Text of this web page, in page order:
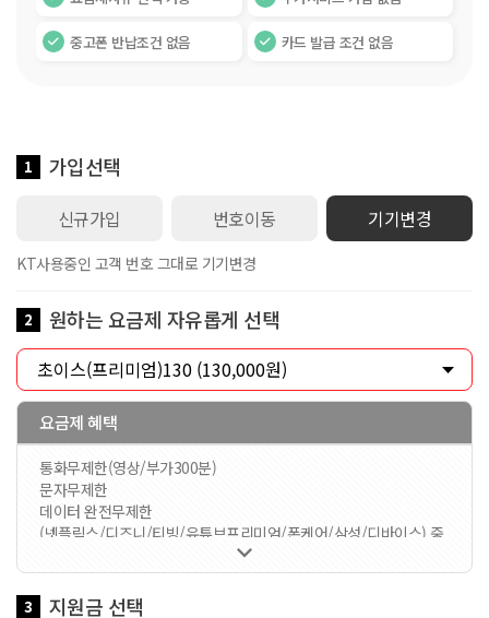
중고폰 반납조건 없음 카드 발급 조건 없음
1 가입선택
신규가입 번호이동 기기변경
KT사용중인 고객 번호 그대로 기기변경
2 원하는 요금제 자유롭게 선택
요금제 혜택
통화무제한(영상/부가300분)
문자무제한
데이터 완전무제한
(넷플릭스/디즈니/티빙/유튜브프리미엄/폰케어/삼성/디바이스) 중
1가지 선택 가능한 요금제입니다 / 멤버십VVIP / 공유데이터
100GB 제공 / 로밍데이터 1Mbps / 데이터쉐어링 1회선 무료 / 스
마트기기 2회선 무료 / 만 18세 이하 가입시 스쿨덤(공유데이터 2배

3 지원금 선택